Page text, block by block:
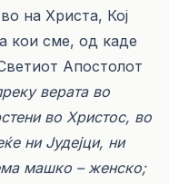
на Христа, Кој
кои сме, од каде
Апостолот
верата во
во Христос, во
ни Јудејци, ни
машко – женско;